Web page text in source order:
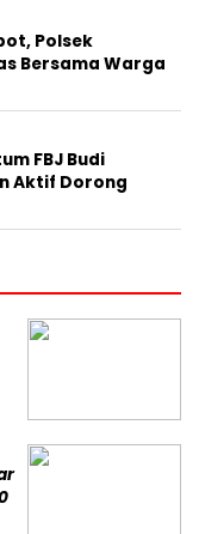
Polsek
Bersama Warga
FBJ Budi
Aktif Dorong